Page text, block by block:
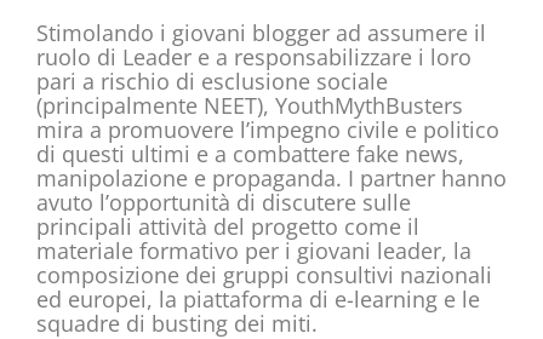
Stimolando i giovani blogger ad assumere il
ruolo di Leader e a responsabilizzare i loro
pari a rischio di esclusione sociale
(principalmente NEET), YouthMythBusters
mira a promuovere l’impegno civile e politico
di questi ultimi e a combattere fake news,
manipolazione e propaganda. I partner hanno
avuto l’opportunità di discutere sulle
principali attività del progetto come il
materiale formativo per i giovani leader, la
composizione dei gruppi consultivi nazionali
ed europei, la piattaforma di e-learning e le
squadre di busting dei miti.